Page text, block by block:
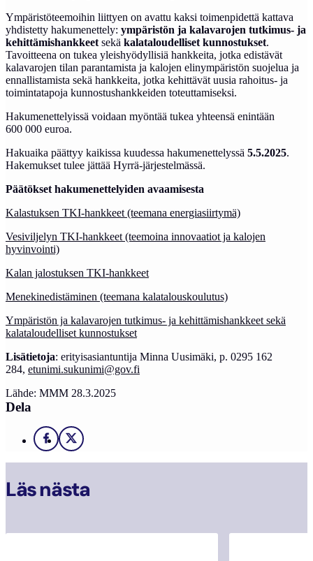
Ympäristöteemoihin liittyen on avattu kaksi toimenpidettä kattava
yhdistetty hakumenettely: ympäristön ja kalavarojen tutkimus- ja
kehittämishankkeet sekä kalataloudelliset kunnostukset.
Tavoitteena on tukea yleishyödyllisiä hankkeita, jotka edistävät
kalavarojen tilan parantamista ja kalojen elinympäristön suojelua ja
ennallistamista sekä hankkeita, jotka kehittävät uusia rahoitus- ja
toimintatapoja kunnostushankkeiden toteuttamiseksi.
Hakumenettelyissä voidaan myöntää tukea yhteensä enintään
600 000 euroa.
Hakuaika päättyy kaikissa kuudessa hakumenettelyssä 5.5.2025.
Hakemukset tulee jättää Hyrrä-järjestelmässä.
Päätökset hakumenettelyiden avaamisesta
Kalastuksen TKI-hankkeet (teemana energiasiirtymä)
Vesiviljelyn TKI-hankkeet (teemoina innovaatiot ja kalojen
hyvinvointi)
Kalan jalostuksen TKI-hankkeet
Menekinedistäminen (teemana kalatalouskoulutus)
Ympäristön ja kalavarojen tutkimus- ja kehittämishankkeet sekä
kalataloudelliset kunnostukset
Lisätietoja: erityisasiantuntija Minna Uusimäki, p. 0295 162
284, etunimi.sukunimi@gov.fi
Lähde: MMM 28.3.2025
Dela
Facebook
X
Läs nästa